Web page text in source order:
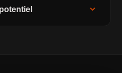
expand_more